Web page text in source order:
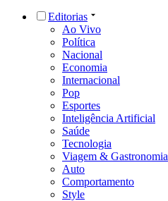
Editorias
Ao Vivo
Política
Nacional
Economia
Internacional
Pop
Esportes
Inteligência Artificial
Saúde
Tecnologia
Viagem & Gastronomia
Auto
Comportamento
Style